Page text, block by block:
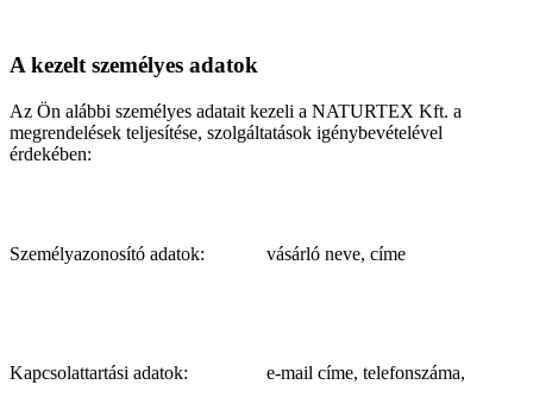
A kezelt személyes adatok
Az Ön alábbi személyes adatait kezeli a NATURTEX Kft. a
megrendelések teljesítése, szolgáltatások igénybevételével
érdekében:
Személyazonosító adatok: vásárló neve, címe
Kapcsolattartási adatok: e-mail címe, telefonszáma,